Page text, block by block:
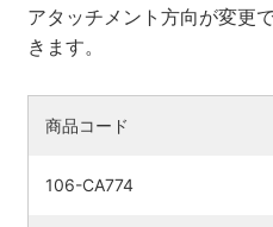
アタッチメント方向が変更
きます。
商品コード
106-CA774